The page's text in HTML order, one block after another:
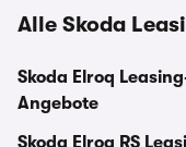
Alle Skoda
Skoda Elroq
Angebote
Skoda Elroq RS